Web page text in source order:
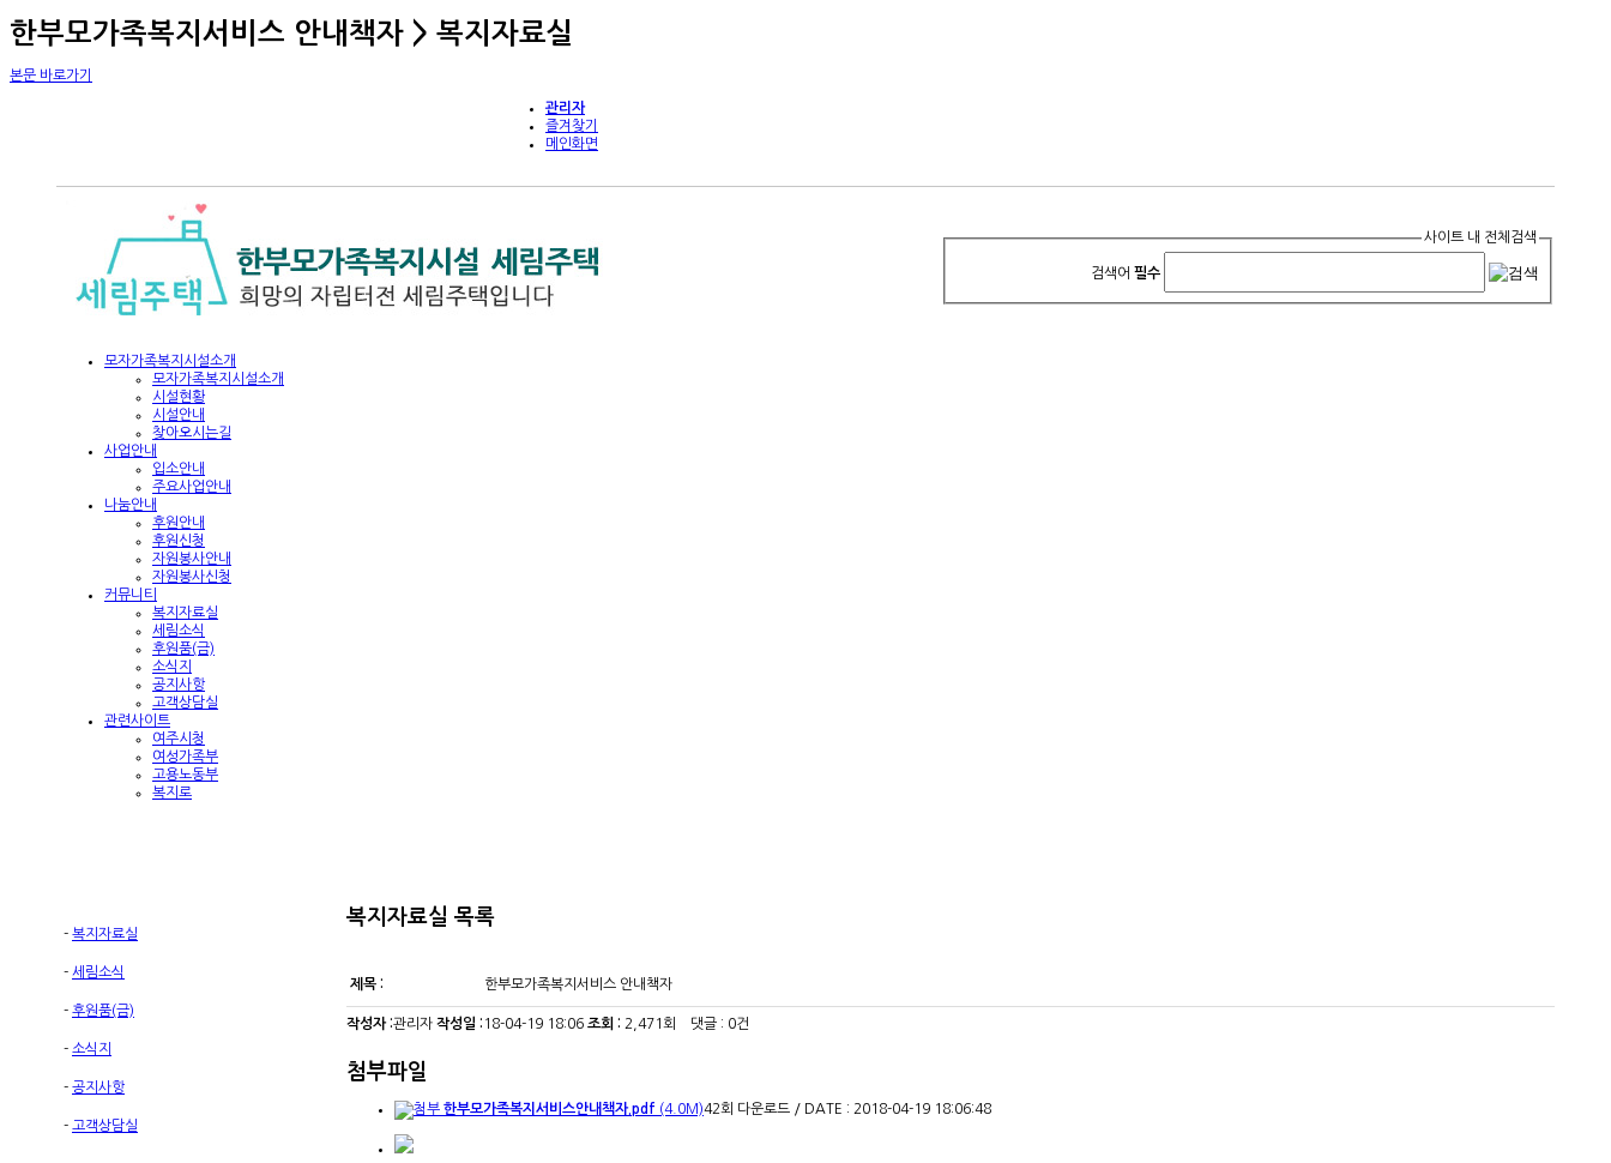
한부모가족복지서비스 안내책자 > 복지자료실
본문 바로가기
관리자
즐겨찾기
메인화면
사이트 내 전체검색
검색어 필수
모자가족복지시설소개
모자가족복지시설소개
시설현황
시설안내
찾아오시는길
사업안내
입소안내
주요사업안내
나눔안내
후원안내
후원신청
자원봉사안내
자원봉사신청
커뮤니티
복지자료실
세림소식
후원품(금)
소식지
공지사항
고객상담실
관련사이트
여주시청
여성가족부
고용노동부
복지로
- 복지자료실
- 세림소식
- 후원품(금)
- 소식지
- 공지사항
- 고객상담실
복지자료실 목록
제목 : 한부모가족복지서비스 안내책자
작성자 :관리자 작성일 : 18-04-19 18:06 조회 : 2,471회 댓글 : 0건
첨부파일
한부모가족복지서비스안내책자.pdf (4.0M)42회 다운로드 / DATE : 2018-04-19 18:06:48